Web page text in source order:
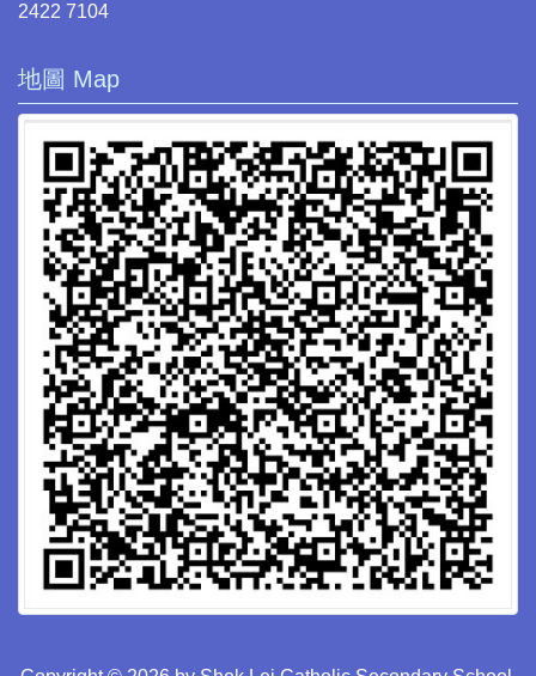
2422 7104
地圖 Map